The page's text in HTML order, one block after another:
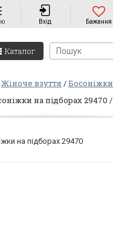
Вхід Бажання
Каталог
Жіноче взуття
Босоніжки
на пiдборах 29470
на пiдборах 29470